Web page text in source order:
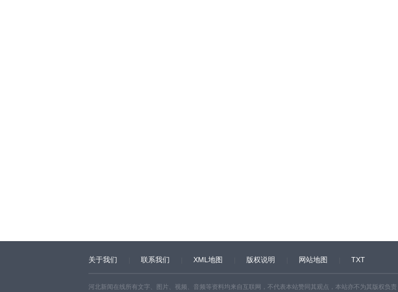
关于我们 联系我们 XML地图 版权说明 网站地图 TXT
河北新闻在线所有文字、图片、视频、音频等资料均来自互联网，不代表本站赞同其观点，本站亦不为其版权负